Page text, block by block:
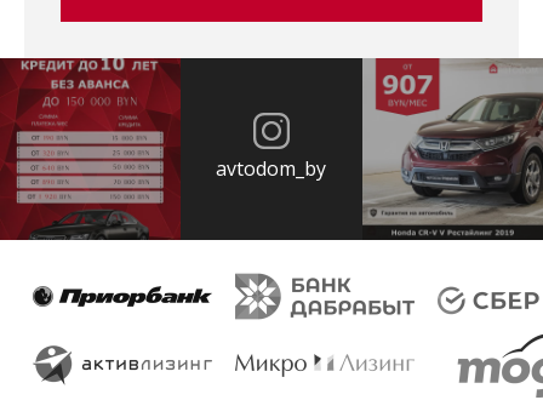
avtodom_by